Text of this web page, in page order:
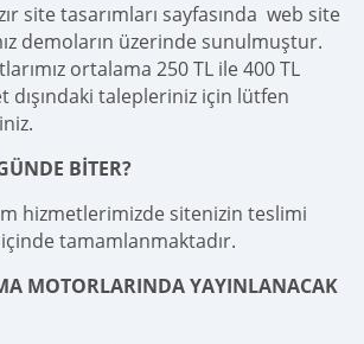
site tasarımları sayfasında web site
demoların üzerinde sunulmuştur.
ortalama 250 TL ile 400 TL
dışındaki talepleriniz için lütfen
BİTER?
hizmetlerimizde sitenizin teslimi
tamamlanmaktadır.
MOTORLARINDA YAYINLANACAK